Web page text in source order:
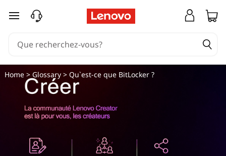
Q
e
passer au contenu principal
Home> Glossary> Qu`est-ce que BitLocker ?